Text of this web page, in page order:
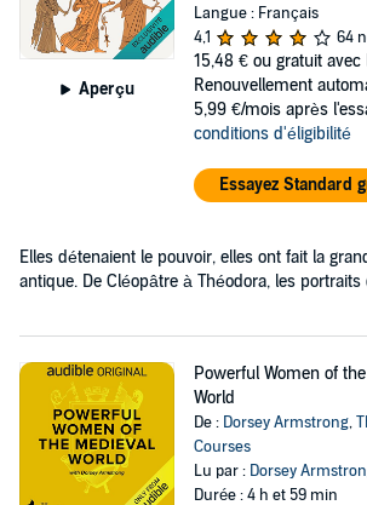
Aperçu
Langue : Français
4,1
64
15,48 € ou gratuit avec
Renouvellement
5,99 €/mois après
conditions d'éligibilité
Essayez Standard
Elles détenaient le pouvoir, elles ont fait la
antique. De Cléopâtre à Théodora, les
Powerful Women of
World
De : Dorsey Armstrong,
Courses
Lu par : Dorsey
Durée : 4 h et 59 min